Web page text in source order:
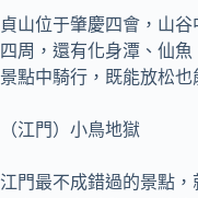
貞山位于肇慶四會，山
四周，還有化身潭、仙
景點中騎行，既能放松也
（江門）小鳥地獄
江門最不成錯過的景點